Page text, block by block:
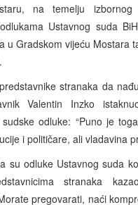
na temelju
Ustavnog suda
u Gradskom vijeću Mostara
stranaka da
Valentin Inzko
odluke: “Puno je
i političare, ali vladavina
su odluke Ustavnog suda
stranaka
pregovarati, naći